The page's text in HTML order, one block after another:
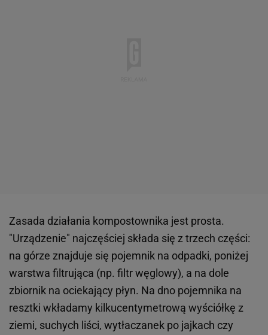
Zasada działania kompostownika jest prosta.
"Urządzenie" najczęściej składa się z trzech części:
na górze znajduje się pojemnik na odpadki, poniżej
warstwa filtrująca (np. filtr węglowy), a na dole
zbiornik na ociekający płyn. Na dno pojemnika na
resztki wkładamy kilkucentymetrową wyściółkę z
ziemi, suchych liści, wytłaczanek po jajkach czy